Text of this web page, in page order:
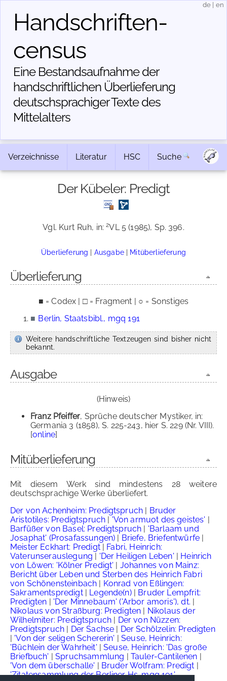
Handschriften­
census
Eine Bestandsaufnahme der
handschriftlichen Über­lieferung
deutschsprachiger Texte des
Mittelalters
de en
Verzeichnisse Literatur HSC Suche
Der Kübeler: Predigt
Vgl. Kurt Ruh, in:2VL 5 (1985), Sp. 396.
Überlieferung | Ausgabe| Mitüberlieferung
Überlieferung
■ = Codex | □ = Fragment | ○ = Sonstiges
■ Berlin, Staatsbibl., mgq 191
Weitere handschriftliche Textzeugen sind bisher nicht
bekannt.
Ausgabe
(Hinweis)
Franz Pfeiffer, Sprüche deutscher Mystiker, in:
Germania 3 (1858), S. 225-243, hier S. 229 (Nr. VIII).
[online]
Mitüberlieferung
Mit diesem Werk sind mindestens 28 weitere
deutschsprachige Werke überliefert.
Der von Achenheim: Predigtspruch | Bruder
Aristotiles: Predigtspruch | 'Von armuot des geistes' |
Barfüßer von Basel: Predigtspruch | 'Barlaam und
Josaphat' (Prosafassungen) | Briefe, Briefentwürfe |
Meister Eckhart: Predigt| Fabri, Heinrich:
Vaterunserauslegung | 'Der Heiligen Leben' | Heinrich
von Löwen: 'Kölner Predigt' | Johannes von Mainz:
Bericht über Leben und Sterben des Heinrich Fabri
von Schönensteinbach | Konrad von Eßlingen:
Sakramentspredigt| Legende(n)| Bruder Lempfrit:
Predigten | 'Der Minnebaum' ('Arbor amoris'), dt. |
Nikolaus von Straßburg: Predigten | Nikolaus der
Wilhelmiter: Predigtspruch | Der von Nüzzen:
Predigtspruch | Der Sachse | Der Schölzelin: Predigten
| 'Von der seligen Schererin' |Seuse, Heinrich:
'Büchlein der Wahrheit' |Seuse, Heinrich: 'Das große
Briefbuch' |Spruchsammlung | Tauler-Cantilenen |
'Von dem überschalle' | Bruder Wolfram: Predigt |
'Zitatensammlung der Berliner Hs. mgq 191'